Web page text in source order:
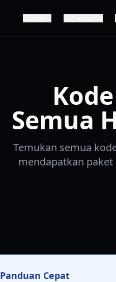
Semua
Temukan semua
mendapatkan
Panduan Cepat